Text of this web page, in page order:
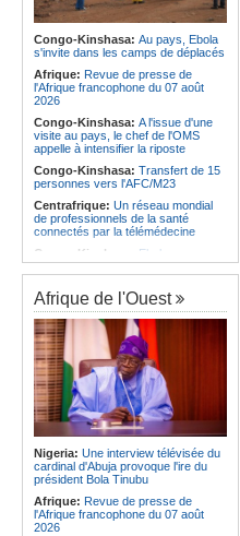
Afrique:L'Angola possède l'un des
régimes juridiques les plus complets
du continent
Afrique:AfroBasket U18 (F) - Le
Sénégal craque au 3e quart-temps
et s'incline face à la Tunisie (44-43)
Congo-Kinshasa: Au pays, Ebola
s'invite dans les camps de déplacés
Afrique: Revue de presse de
l'Afrique francophone du 07 août
2026
Congo-Kinshasa: A l'issue d'une
visite au pays, le chef de l'OMS
appelle à intensifier la riposte
Congo-Kinshasa: Transfert de 15
personnes vers l'AFC/M23
Centrafrique: Un réseau mondial
de professionnels de la santé
connectés par la télémédecine
Congo-Kinshasa: Ebola au pays -
Africa CDC mise sur les
communautés
Afrique Centrale:L'explosion de la
demande de viande de brousse
extermine la faune sauvage
Congo-Kinshasa:Après l'accord
avec une branche des FDLR, les
zones d'ombre persistent
Centrafrique: Un gendarme détenu
par le groupe armé AAKG retrouve
la liberté
Rome et Kigali discutent
d'une possible externalisation au
pays des procédures d'asile à
destination de l'Italie
Afrique de l'Ouest
Nigeria: Une interview télévisée du
cardinal d'Abuja provoque l'ire du
président Bola Tinubu
Afrique: Revue de presse de
l'Afrique francophone du 07 août
2026